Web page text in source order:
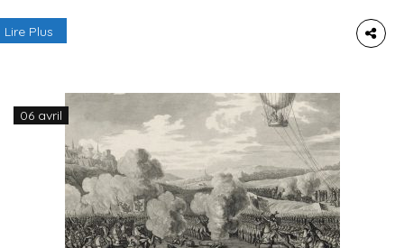
: la ville, ses agréables places et ruelles ou encore
Lire Plus
06 avril